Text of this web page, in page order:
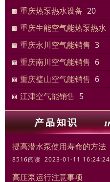
重庆热泵热水设备 20
重庆生能空气能热泵热水
重庆永川空气能销售 3
重庆南川空气能销售 6
重庆璧山空气能销售 6
江津空气能销售 5
提高潜水泵使用寿命的方法
8516阅读 2023-01-11 16:24:24
高压泵运行注意事项